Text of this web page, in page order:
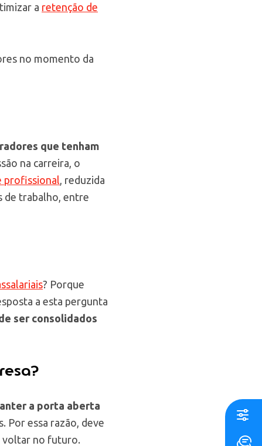
a retenção de
no momento da
que tenham
na carreira, o
profissional , reduzida
de trabalho, entre
? Porque
a esta pergunta
ser consolidados
a porta aberta
Por essa razão, deve
voltar no futuro.